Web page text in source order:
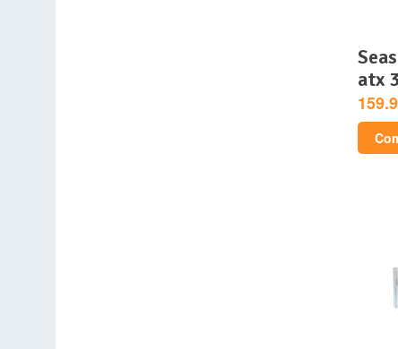
seasonic focus gx-750
atx